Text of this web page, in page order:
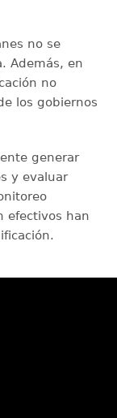
no se
Además, en
no
los gobiernos
generar
y evaluar
efectivos han